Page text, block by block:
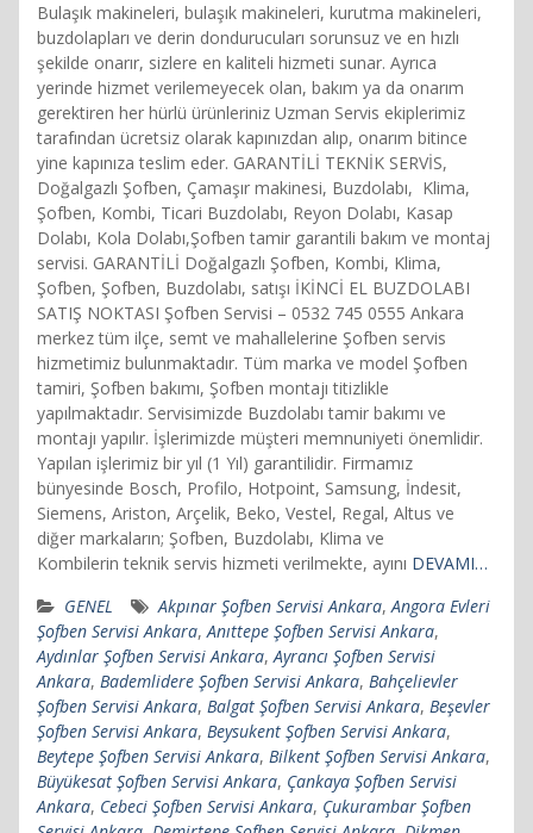
Bulaşık makineleri, bulaşık makineleri, kurutma makineleri,
buzdolapları ve derin dondurucuları sorunsuz ve en hızlı
şekilde onarır, sizlere en kaliteli hizmeti sunar. Ayrıca
yerinde hizmet verilemeyecek olan, bakım ya da onarım
gerektiren her hürlü ürünleriniz Uzman Servis ekiplerimiz
tarafından ücretsiz olarak kapınızdan alıp, onarım bitince
yine kapınıza teslim eder. GARANTİLİ TEKNİK SERVİS,
Doğalgazlı Şofben, Çamaşır makinesi, Buzdolabı, Klima,
Şofben, Kombi, Ticari Buzdolabı, Reyon Dolabı, Kasap
Dolabı, Kola Dolabı,Şofben tamir garantili bakım ve montaj
servisi. GARANTİLİ Doğalgazlı Şofben, Kombi, Klima,
Şofben, Şofben, Buzdolabı, satışı İKİNCİ EL BUZDOLABI
SATIŞ NOKTASI Şofben Servisi – 0532 745 0555 Ankara
merkez tüm ilçe, semt ve mahallelerine Şofben servis
hizmetimiz bulunmaktadır. Tüm marka ve model Şofben
tamiri, Şofben bakımı, Şofben montajı titizlikle
yapılmaktadır. Servisimizde Buzdolabı tamir bakımı ve
montajı yapılır. İşlerimizde müşteri memnuniyeti önemlidir.
Yapılan işlerimiz bir yıl (1 Yıl) garantilidir. Firmamız
bünyesinde Bosch, Profilo, Hotpoint, Samsung, İndesit,
Siemens, Ariston, Arçelik, Beko, Vestel, Regal, Altus ve
diğer markaların; Şofben, Buzdolabı, Klima ve
Kombilerin teknik servis hizmeti verilmekte, ayını DEVAMI…
GENEL
Akpınar Şofben Servisi Ankara,Angora Evleri
Şofben Servisi Ankara,Anıttepe Şofben Servisi Ankara,
Aydınlar Şofben Servisi Ankara,Ayrancı Şofben Servisi
Ankara, Bademlidere Şofben Servisi Ankara, Bahçelievler
Şofben Servisi Ankara, Balgat Şofben Servisi Ankara, Beşevler
Şofben Servisi Ankara, Beysukent Şofben Servisi Ankara,
Beytepe Şofben Servisi Ankara, Bilkent Şofben Servisi Ankara,
Büyükesat Şofben Servisi Ankara, Çankaya Şofben Servisi
Ankara, Cebeci Şofben Servisi Ankara, Çukurambar Şofben